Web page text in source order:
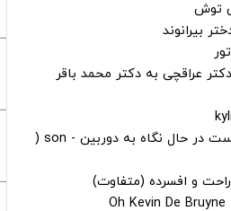
‌توش
بیرانوند
عراقچی به دکتر محمد باقر
دانلود قالب مرد سیاه پوست در حال نگاه به دوربین - son (
و افسرده (متفاوت)